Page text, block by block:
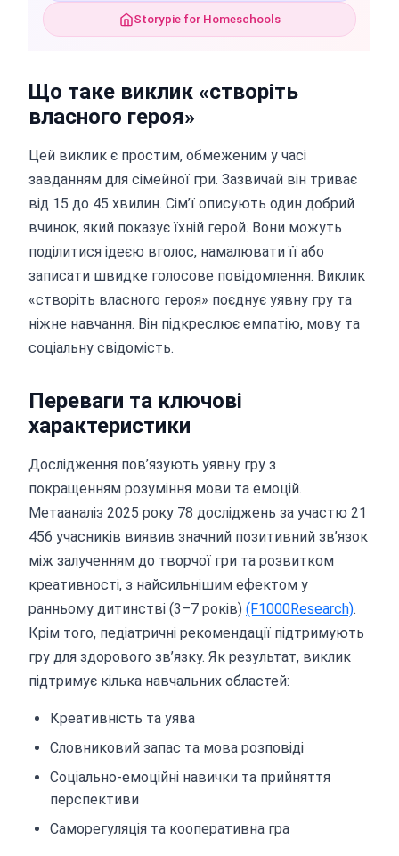
Storypie for Homeschools
Що таке виклик «створіть
власного героя»
Цей виклик є простим, обмеженим у часі
завданням для сімейної гри. Зазвичай він триває
від 15 до 45 хвилин. Сім’ї описують один добрий
вчинок, який показує їхній герой. Вони можуть
поділитися ідеєю вголос, намалювати її або
записати швидке голосове повідомлення. Виклик
«створіть власного героя» поєднує уявну гру та
ніжне навчання. Він підкреслює емпатію, мову та
соціальну свідомість.
Переваги та ключові
характеристики
Дослідження пов’язують уявну гру з
покращенням розуміння мови та емоцій.
Метааналіз 2025 року 78 досліджень за участю 21
456 учасників виявив значний позитивний зв’язок
між залученням до творчої гри та розвитком
креативності, з найсильнішим ефектом у
ранньому дитинстві (3–7 років) (F1000Research).
Крім того, педіатричні рекомендації підтримують
гру для здорового зв’язку. Як результат, виклик
підтримує кілька навчальних областей:
Креативність та уява
Словниковий запас та мова розповіді
Соціально-емоційні навички та прийняття
перспективи
Саморегуляція та кооперативна гра